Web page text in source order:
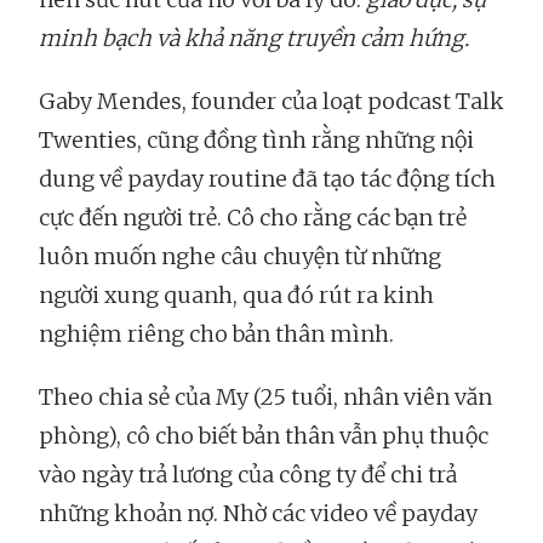
minh bạch và khả năng truyền cảm hứng.
Gaby Mendes, founder của loạt podcast Talk
Twenties, cũng đồng tình rằng những nội
dung về payday routine đã tạo tác động tích
cực đến người trẻ. Cô cho rằng các bạn trẻ
luôn muốn nghe câu chuyện từ những
người xung quanh, qua đó rút ra kinh
nghiệm riêng cho bản thân mình.
Theo chia sẻ của My (25 tuổi, nhân viên văn
phòng), cô cho biết bản thân vẫn phụ thuộc
vào ngày trả lương của công ty để chi trả
những khoản nợ. Nhờ các video về payday